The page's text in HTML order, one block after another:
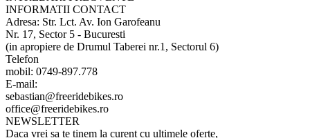
INFORMATII CONTACT
Adresa: Str. Lct. Av. Ion Garofeanu
Nr. 17, Sector 5 - Bucuresti
(in apropiere de Drumul Taberei nr.1, Sectorul 6)
Telefon
mobil: 0749-897.778
E-mail:
sebastian@freeridebikes.ro
office@freeridebikes.ro
NEWSLETTER
Daca vrei sa te tinem la curent cu ultimele oferte,